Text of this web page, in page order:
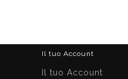
Il tuo Account
Il tuo Account